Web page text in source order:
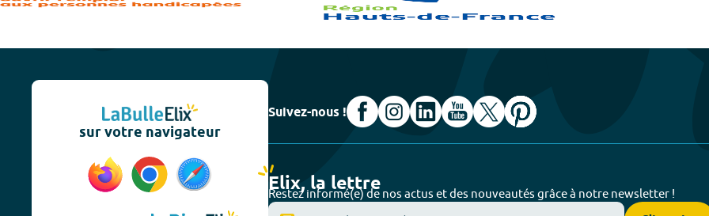
sur votre navigateur
Suivez-nous !
Elix, la lettre
Restez informé(e) de nos actus et des nouveautés grâce à notre newsletter !